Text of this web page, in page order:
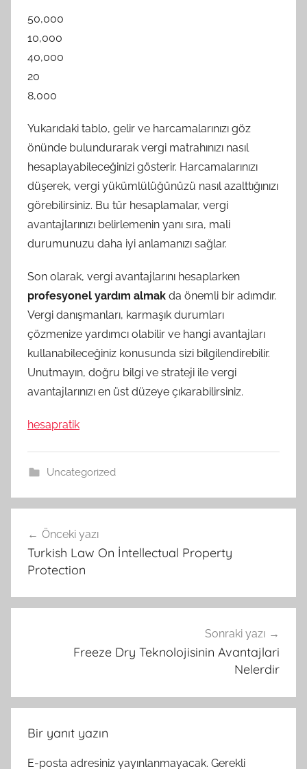
50,000
10,000
40,000
20
8,000
Yukarıdaki tablo, gelir ve harcamalarınızı göz
önünde bulundurarak vergi matrahınızı nasıl
hesaplayabileceğinizi gösterir. Harcamalarınızı
düşerek, vergi yükümlülüğünüzü nasıl azalttığınızı
görebilirsiniz. Bu tür hesaplamalar, vergi
avantajlarınızı belirlemenin yanı sıra, mali
durumunuzu daha iyi anlamanızı sağlar.
Son olarak, vergi avantajlarını hesaplarken
profesyonel yardım almak da önemli bir adımdır.
Vergi danışmanları, karmaşık durumları
çözmenize yardımcı olabilir ve hangi avantajları
kullanabileceğiniz konusunda sizi bilgilendirebilir.
Unutmayın, doğru bilgi ve strateji ile vergi
avantajlarınızı en üst düzeye çıkarabilirsiniz.
hesapratik
Uncategorized
gezinmesi
Önceki yazı
Turkish Law On İntellectual Property
Protection
Sonraki yazı
Freeze Dry Teknolojisinin Avantajlari
Nelerdir
Bir yanıt yazın
E-posta adresiniz yayınlanmayacak. Gerekli